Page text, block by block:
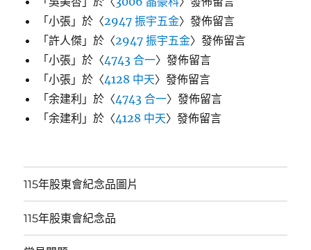
「小張 」於〈2947 振宇五金〉發佈留言
「許人傑 」於〈2947 振宇五金〉發佈留言
「小張 」於〈4743 合一〉發佈留言
「小張 」於〈4128 中天〉發佈留言
「余建利 」於〈4743 合一〉發佈留言
「余建利 」於〈4128 中天〉發佈留言
115年股東會紀念品圖片
115年股東會紀念品